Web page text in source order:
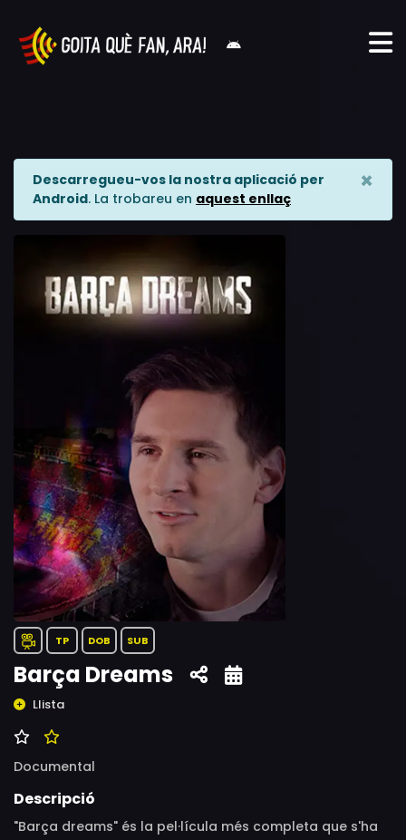
Descarregueu-vos la nostra aplicació per
Android. La trobareu en aquest enllaç
×
TP DOB SUB
Barça Dreams
Llista
Documental
Descripció
"Barça dreams" és la pel·lícula més completa que s'ha